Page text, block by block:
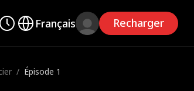
Français Recharger
/ Épisode 1